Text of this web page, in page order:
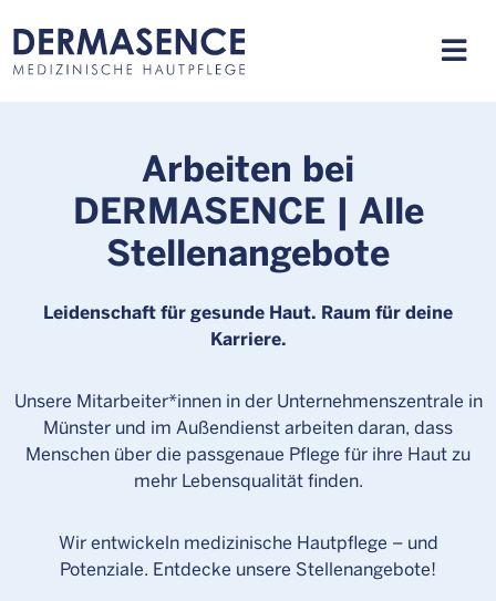
Arbeiten bei
DERMASENCE | Alle
Stellenangebote
Leidenschaft für gesunde Haut. Raum für deine
Karriere.
Unsere Mitarbeiter*innen in der Unternehmenszentrale in
Münster und im Außendienst arbeiten daran, dass
Menschen über die passgenaue Pflege für ihre Haut zu
mehr Lebensqualität finden.
Wir entwickeln medizinische Hautpflege – und
Potenziale. Entdecke unsere Stellenangebote!